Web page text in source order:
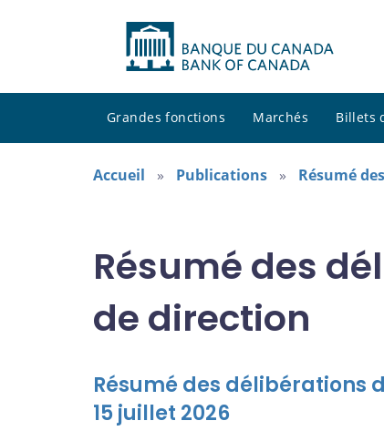
Grandes fonctions Marchés Billets
Accueil Publications Résumé
Résumé des
de direction
Résumé des délibérations
15 juillet 2026